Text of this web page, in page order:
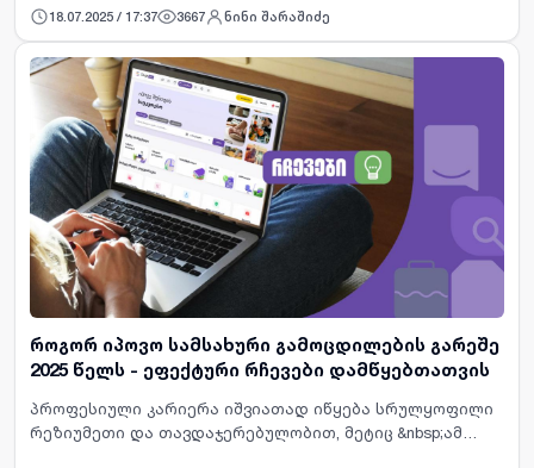
რესურების მენე…
18.07.2025 / 17:37 3667 ნინი შარაშიძე
როგორ იპოვო სამსახური გამოცდილების გარეშე
2025 წელს - ეფექტური რჩევები დამწყებთათვის
პროფესიული კარიერა იშვიათად იწყება სრულყოფილი
რეზიუმეთი და თავდაჯერებულობით, მეტიც &nbsp;ამ